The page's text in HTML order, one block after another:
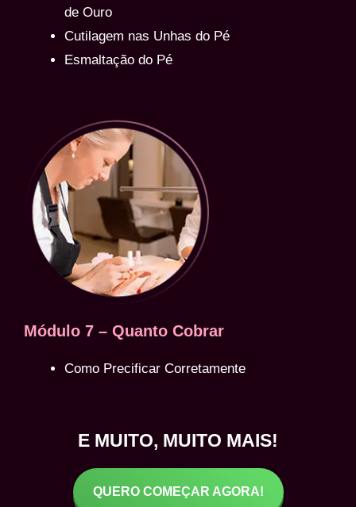
de Ouro
Cutilagem nas Unhas do Pé
Esmaltação do Pé
Módulo 7 – Quanto Cobrar
Como Precificar Corretamente
E MUITO, MUITO MAIS!
QUERO COMEÇAR AGORA!